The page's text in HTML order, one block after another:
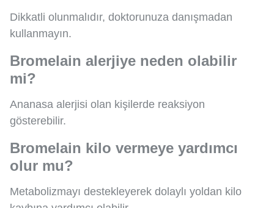
Dikkatli olunmalıdır, doktorunuza danışmadan
kullanmayın.
Bromelain alerjiye neden olabilir
mi?
Ananasa alerjisi olan kişilerde reaksiyon
gösterebilir.
Bromelain kilo vermeye yardımcı
olur mu?
Metabolizmayı destekleyerek dolaylı yoldan kilo